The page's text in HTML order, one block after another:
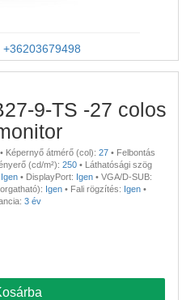
+36203679498
9-TS -27 colos
• Képernyő átmérő (col): 27 • Felbontás
(cd/m²): 250 • Láthatósági szög
Igen • DisplayPort: Igen • VGA/D-SUB:
Igen • Fali rögzítés: Igen •
3 év